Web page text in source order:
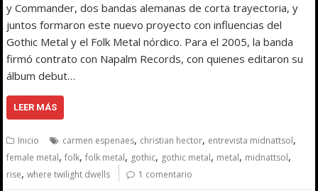
y Commander, dos bandas alemanas de corta trayectoria, y
juntos formaron este nuevo proyecto con influencias del
Gothic Metal y el Folk Metal nórdico. Para el 2005, la banda
firmó contrato con Napalm Records, con quienes editaron su
álbum debut…
LEER MÁS
Inicio carmen espenaes, christian hector, entrevista midnattsol,
female metal,folk,folk metal, gothic, gothic metal, metal, midnattsol,
rise,where twilight dwells 1 comentario